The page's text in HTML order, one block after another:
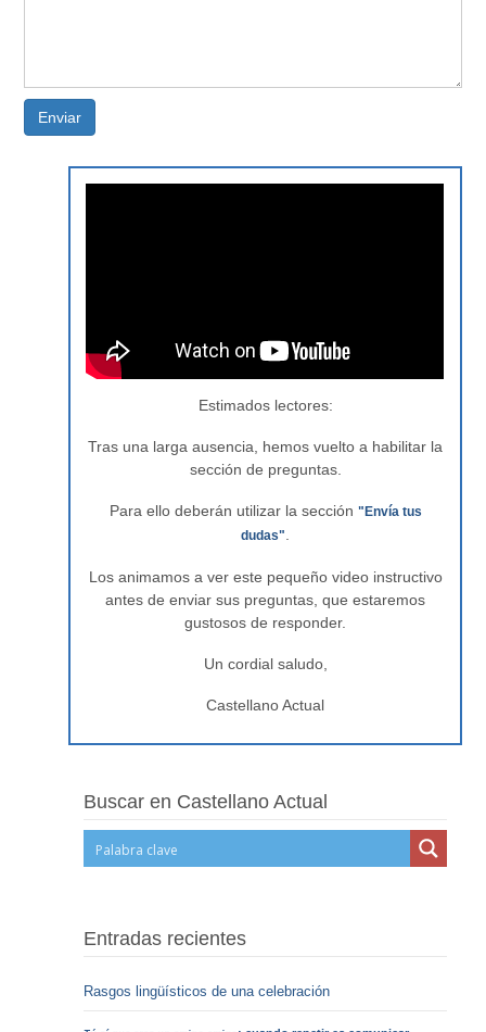
Enviar
Estimados lectores:
Tras una larga ausencia, hemos vuelto a habilitar la
sección de preguntas.
Para ello deberán utilizar la sección "Envía tus
dudas".
Los animamos a ver este pequeño video instructivo
antes de enviar sus preguntas, que estaremos
gustosos de responder.
Un cordial saludo,
Castellano Actual
Buscar en Castellano Actual
Entradas recientes
Rasgos lingüísticos de una celebración